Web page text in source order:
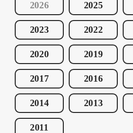
2026 2025
2023 2022
2020 2019
2017 2016
2014 2013
2011